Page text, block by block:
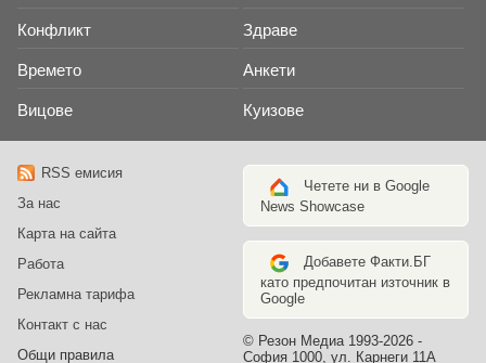
Конфликт Здраве
Времето Анкети
Вицове Куизове
RSS емисия
За нас
Карта на сайта
Работа
Рекламна тарифа
Контакт с нас
Общи правила
Четете ни в Google
News Showcase
Добавете Факти.БГ
като предпочитан източник в
Google
© Резон Медиа 1993-2026 -
София 1000, ул. Карнеги 11А